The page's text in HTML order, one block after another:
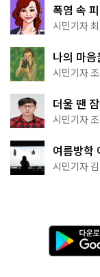
폭염 속
무 명소
시민기자
나의 마
상작 공개!
시민기자
더울 땐
·무더위쉼
시민기자
여름방학
추천
시민기자